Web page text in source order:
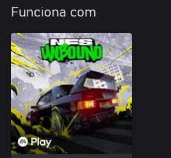
Funciona com